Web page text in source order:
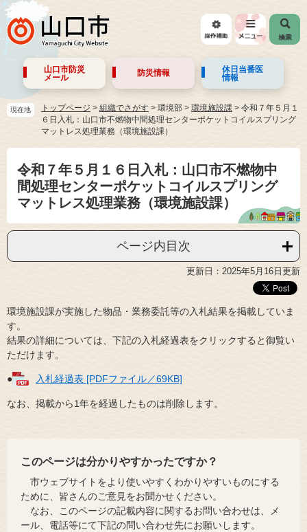
山口市防災
メール
防災情報
休日当番医
情報
現在地 トップページ > 組織でさがす > 環境部 > 環境施設課 > 令和７年５月１
６日入札：山口市不燃物中間処理センターポケットコイルスプリング
マットレス処理業務（環境施設課）
令和７年５月１６日入札：山口市不燃物中
間処理センターポケットコイルスプリング
マットレス処理業務（環境施設課）
ページ内目次
更新日：2025年5月16日更新
環境施設課が実施した物品・業務委託等の入札結果を掲載していま
す。
結果の詳細については、下記の入札経過表をクリックすると御覧い
ただけます。
● 入札経過表 [PDFファイル／69KB]
なお、掲載から1年を経過したものは削除します。
このページは分かりやすかったですか？
市ウェブサイトをより使いやすくわかりやすいものにする
ために、皆さんのご意見をお聞かせください。
なお、このページの記載内容に関するお問い合わせは、メ
ール、電話等にて下記の問い合わせ先にお願いします。